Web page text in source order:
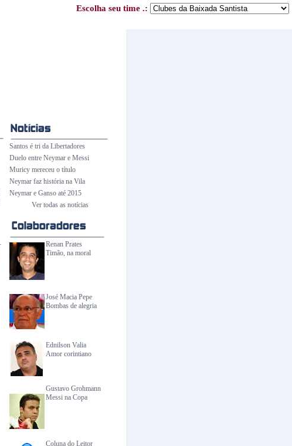
Escolha seu time .:
Santos é tri da Libertadores
Duelo entre Neymar e Messi
Muricy mereceu o título
Neymar faz história na Vila
Neymar e Ganso até 2015
Ver todas as notícias
Renan Prates
Timão, na moral
José Macia Pepe
Bombas de alegria
Ednilson Valia
Amor corintiano
Gustavo Grohmann
Messi na Copa
Coluna do Leitor